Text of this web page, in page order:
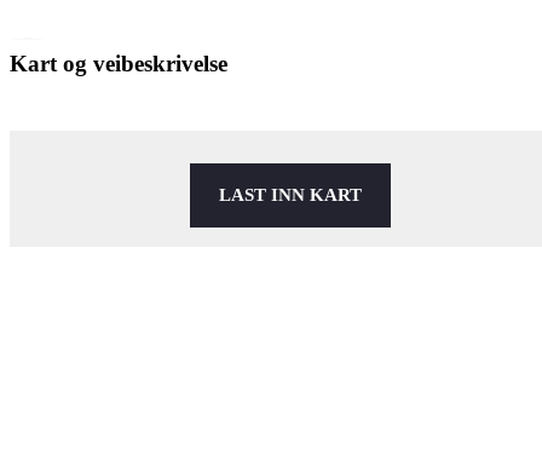
Kart og veibeskrivelse
LAST INN KART